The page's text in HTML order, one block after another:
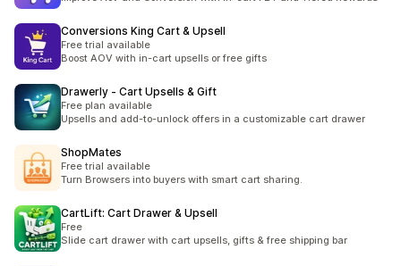
Conversions King Cart & Upsell
Free trial available
Boost AOV with in-cart upsells or free gifts
Drawerly ‑ Cart Upsells & Gift
Free plan available
Upsells and add-to-unlock offers in a customizable cart drawer
ShopMates
Free trial available
Turn Browsers into buyers with smart cart sharing.
CartLift: Cart Drawer & Upsell
Free
Slide cart drawer with cart upsells, gifts & free shipping bar